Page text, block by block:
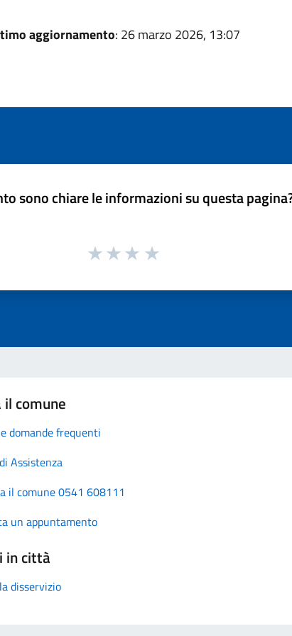
aggiornamento: 26 marzo 2026, 13:07
sono chiare le informazioni su questa
comune
domande frequenti
Assistenza
il comune 0541 608111
un appuntamento
in città
disservizio